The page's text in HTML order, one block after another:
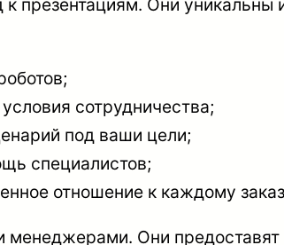
презентациям. Они
сотрудничества;
под ваши цели;
специалистов;
отношение к каждому
Они